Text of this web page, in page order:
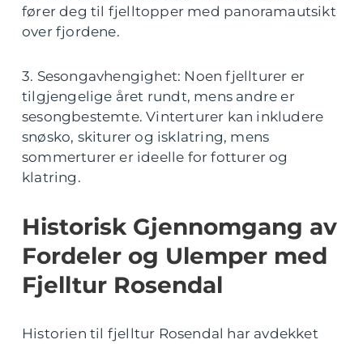
fører deg til fjelltopper med panoramautsikt
over fjordene.
3. Sesongavhengighet: Noen fjellturer er
tilgjengelige året rundt, mens andre er
sesongbestemte. Vinterturer kan inkludere
snøsko, skiturer og isklatring, mens
sommerturer er ideelle for fotturer og
klatring.
Historisk Gjennomgang av
Fordeler og Ulemper med
Fjelltur Rosendal
Historien til fjelltur Rosendal har avdekket